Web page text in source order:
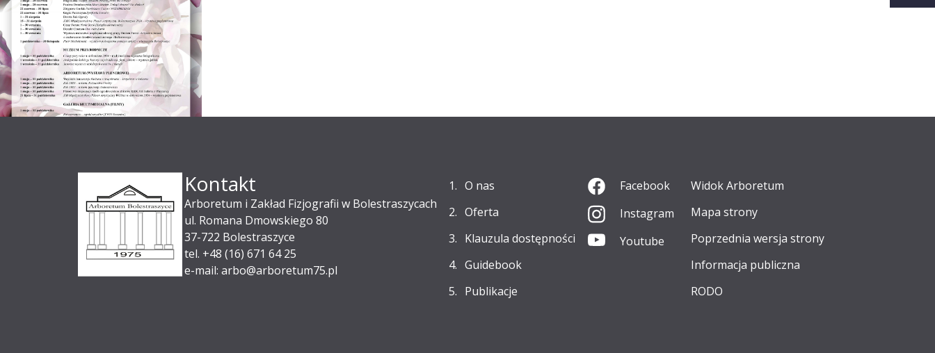
Kontakt
Arboretum i Zakład Fizjografii w Bolestraszycach
ul. Romana Dmowskiego 80
37-722 Bolestraszyce
tel. +48 (16) 671 64 25
e-mail: arbo@arboretum75.pl
O nas
Oferta
Klauzula dostępności
Guidebook
Publikacje
Facebook
Instagram
Youtube
Widok Arboretum
Mapa strony
Poprzednia wersja strony
Informacja publiczna
RODO